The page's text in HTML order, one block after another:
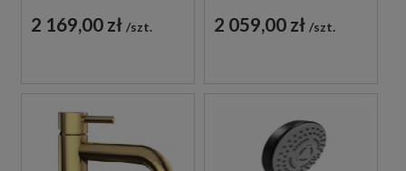
2 169,00 zł szt.
CZARNA
2 059,00 zł szt.